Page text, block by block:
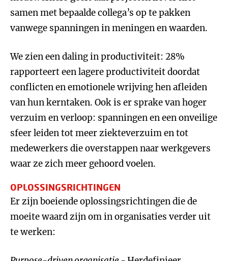
samen met bepaalde collega’s op te pakken
vanwege spanningen in meningen en waarden.
We zien een daling in productiviteit: 28%
rapporteert een lagere productiviteit doordat
conflicten en emotionele wrijving hen afleiden
van hun kerntaken. Ook is er sprake van hoger
verzuim en verloop: spanningen en een onveilige
sfeer leiden tot meer ziekteverzuim en tot
medewerkers die overstappen naar werkgevers
waar ze zich meer gehoord voelen.
OPLOSSINGSRICHTINGEN
Er zijn boeiende oplossingsrichtingen die de
moeite waard zijn om in organisaties verder uit
te werken: